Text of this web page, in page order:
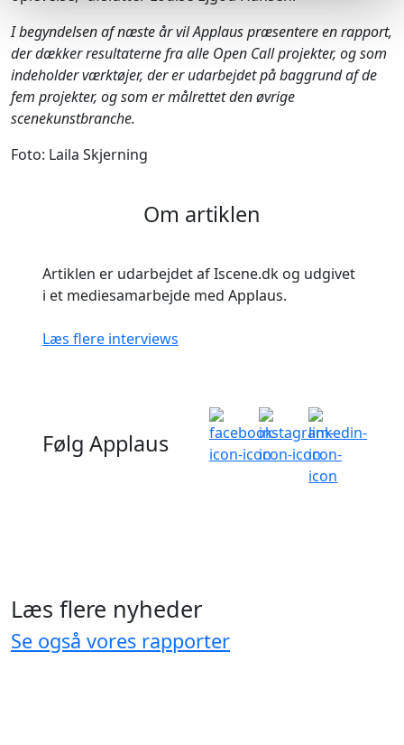
I begyndelsen af næste år vil Applaus præsentere en rapport,
der dækker resultaterne fra alle Open Call projekter, og som
indeholder værktøjer, der er udarbejdet på baggrund af de
fem projekter, og som er målrettet den øvrige
scenekunstbranche.
Foto: Laila Skjerning
Om artiklen
Artiklen er udarbejdet af Iscene.dk og udgivet
i et mediesamarbejde med Applaus.
Læs flere interviews
Følg Applaus
Læs flere nyheder
Se også vores rapporter